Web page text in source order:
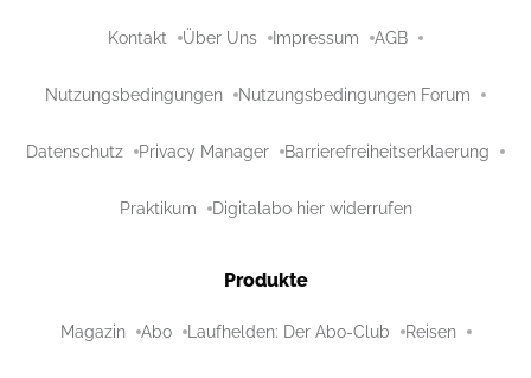
Kontakt Über Uns Impressum AGB
Nutzungsbedingungen Nutzungsbedingungen Forum
Datenschutz Privacy Manager Barrierefreiheitserklaerung
Praktikum Digitalabo hier widerrufen
Produkte
Magazin Abo Laufhelden: Der Abo-Club Reisen